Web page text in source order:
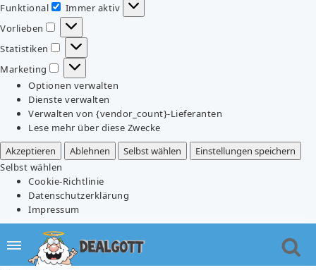
Funktional
Funktional
Immer aktiv
Vorlieben
Vorlieben
Statistiken
Statistiken
Marketing
Marketing
Optionen verwalten
Dienste verwalten
Verwalten von {vendor_count}-Lieferanten
Lese mehr über diese Zwecke
Akzeptieren
Ablehnen Selbst wählen
Einstellungen speichern
Selbst wählen
Cookie-Richtlinie
Datenschutzerklärung
Impressum